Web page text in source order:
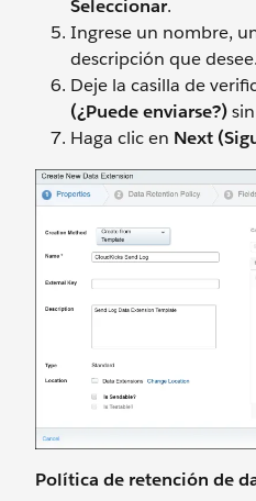
Seleccionar.
Ingrese un nombre,
descripción que desee.
Deje la casilla de
(¿Puede enviarse?)
Haga clic en Next
Política de retención de